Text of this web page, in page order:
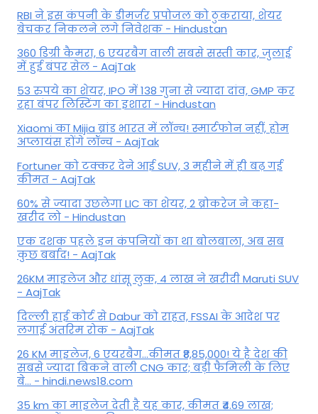
RBI ने इस कंपनी के डीमर्जर प्रपोजल को ठुकराया, शेयर
बेचकर निकलने लगे निवेशक - Hindustan
360 डिग्री कैमरा, 6 एयरबैग वाली सबसे सस्ती कार, जुलाई
में हुई बंपर सेल - AajTak
53 रुपये का शेयर, IPO में 138 गुना से ज्यादा दांव, GMP कर
रहा बंपर लिस्टिंग का इशारा - Hindustan
Xiaomi का Mijia ब्रांड भारत में लॉन्च! स्मार्टफोन नहीं, होम
अप्लायंस होंगे लॉन्च - AajTak
Fortuner को टक्कर देने आई SUV, 3 महीने में ही बढ़ गई
कीमत - AajTak
60% से ज्यादा उछलेगा LIC का शेयर, 2 ब्रोकरेज ने कहा-
खरीद लो - Hindustan
एक दशक पहले इन कंपनियों का था बोलबाला, अब सब
कुछ बर्बाद! - AajTak
26KM माइलेज और धांसू लुक, 4 लाख ने खरीदी Maruti SUV
- AajTak
दिल्ली हाई कोर्ट से Dabur को राहत, FSSAI के आदेश पर
लगाई अंतरिम रोक - AajTak
26 KM माइलेज, 6 एयरबैग...कीमत ₹8,85,000! ये है देश की
सबसे ज्यादा बिकने वाली CNG कार; बड़ी फैमिली के लिए
बे... - hindi.news18.com
35 km का माइलेज देती है यह कार, कीमत ₹4.69 लाख;